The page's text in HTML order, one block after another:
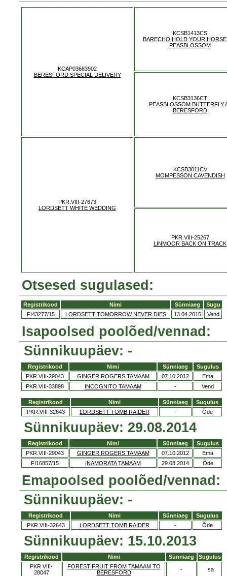
KCAP03683902
BERESFORD SPECIAL DELIVERY
KCSB1413CS
BARECHO HOLD YOUR
PEASBLOSSOM
KCSB3136CT
PEASBLOSSOM BUTTERFLY
BERESFORD
PKR.VIII-27673
LORDSETT WHITE WEDDING
KCSB3011CV
MOMPESSON CAVENDISH
PKR.VIII-25267
LINMOOR BACK ON TRACK
Otsesed sugulased:
Registrikood Nimi Sünniaeg
Sugu
FI43277/15
LORDSETT TOMORROW NEVER DIES 13.04.2015 Vend
Isapoolsed poolõed/vennad:
Sünnikuupäev: -
Registrikood Nimi Sünniaeg
Sugulus
PKR.VIII-29043
GINGER ROGERS TAMAAM 07.10.2012
Ema
PKR.VIII-33898
INCOGNITO TAMAAM - Vend
Registrikood Nimi Sünniaeg
Sugulus
PKR.VIII-32643
LORDSETT TOMB RAIDER - Õde
Sünnikuupäev: 29.08.2014
Registrikood Nimi Sünniaeg
Sugulus
PKR.VIII-29043
GINGER ROGERS TAMAAM 07.10.2012
Ema
FI16857/15
INAMORATA TAMAAM 29.08.2014 Õde
Emapoolsed poolõed/vennad:
Sünnikuupäev: -
Registrikood Nimi Sünniaeg
Sugulus
PKR.VIII-32643
LORDSETT TOMB RAIDER - Õde
Sünnikuupäev: 15.10.2013
Registrikood Nimi Sünniaeg
Sugulus
PKR.VIII-
28047
FOREST FRUIT FROM TAMAAM TO
BERESFORD
- Isa